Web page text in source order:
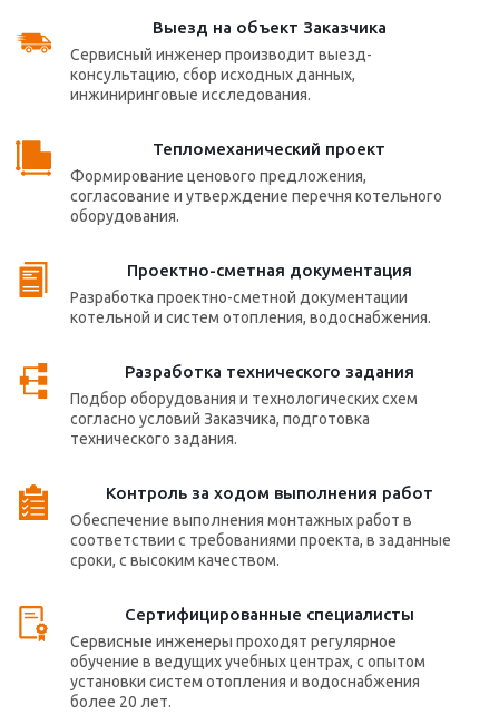
Выезд на объект Заказчика
Сервисный инженер производит выезд-
консультацию, сбор исходных данных,
инжиниринговые исследования.
Тепломеханический проект
Формирование ценового предложения,
согласование и утверждение перечня котельного
оборудования.
Проектно-сметная документация
Разработка проектно-сметной документации
котельной и систем отопления, водоснабжения.
Разработка технического задания
Подбор оборудования и технологических схем
согласно условий Заказчика, подготовка
технического задания.
Контроль за ходом выполнения работ
Обеспечение выполнения монтажных работ в
соответствии с требованиями проекта, в заданные
сроки, с высоким качеством.
Сертифицированные специалисты
Сервисные инженеры проходят регулярное
обучение в ведущих учебных центрах, с опытом
установки систем отопления и водоснабжения
более 20 лет.